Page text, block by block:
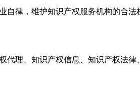
律，维护知识产权服务机构的合
理、知识产权信息、知识产权法